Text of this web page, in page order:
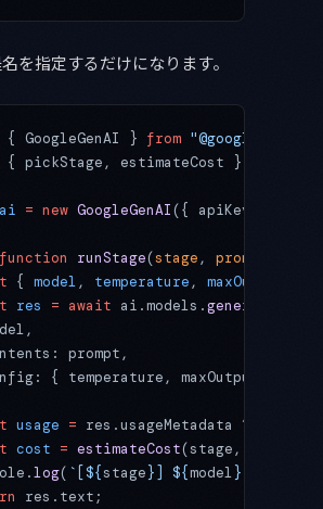
を指定するだけになります。
{ GoogleGenAI } from "@google/genai"
{ pickStage, estimateCost }
ai = new GoogleGenAI({ apiKey:
function runStage(stage , prompt
{ model , temperature ,
res = await ai.models.
prompt,
{ temperature, maxOutputTokens
usage = res.usageMetadata ??
cost = estimateCost(stage,
log( `[${stage}] ${model} 概算 $${
res.text;